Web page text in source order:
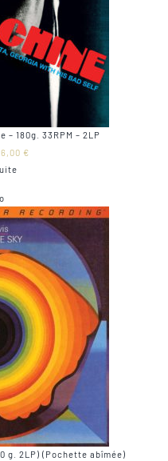
– 180g. 33RPM – 2LP
:
€.
€
56,00 €.
Produit
en
promotion
g. 2LP) (Pochette abîmée)